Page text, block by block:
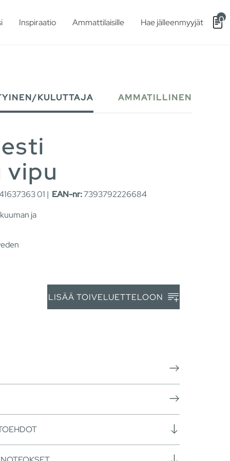
Inspiraatio Ammattilaisille Hae jälleenmyyjät 0
KULUTTAJA AMMATILLINEN
01 | EAN-nr:7393792226684
ja
LISÄÄ TOIVELUETTELOON